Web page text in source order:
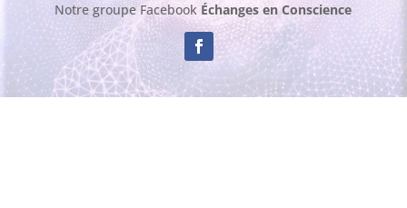
Notre groupe Facebook Échanges en Conscience